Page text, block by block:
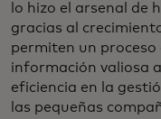
lo hizo el arsenal de
gracias al
permiten un proceso
información valiosa
eficiencia en la
las pequeñas